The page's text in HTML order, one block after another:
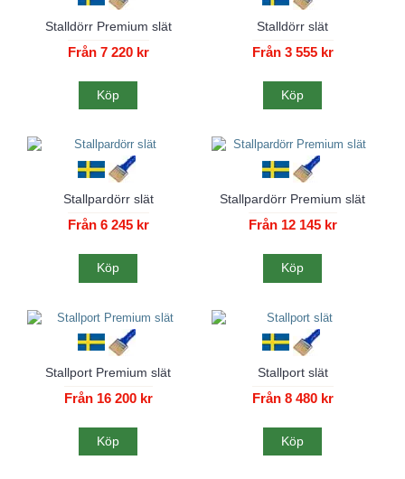
Stalldörr Premium slät
Från 7 220 kr
Köp
Stalldörr slät
Från 3 555 kr
Köp
Stallpardörr slät
Från 6 245 kr
Köp
Stallpardörr Premium slät
Från 12 145 kr
Köp
Stallport Premium slät
Från 16 200 kr
Köp
Stallport slät
Från 8 480 kr
Köp